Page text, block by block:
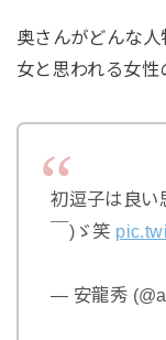
奥さんがどんな
女と思われる女性
初逗子は良い
￣)ゞ笑
— 安龍秀